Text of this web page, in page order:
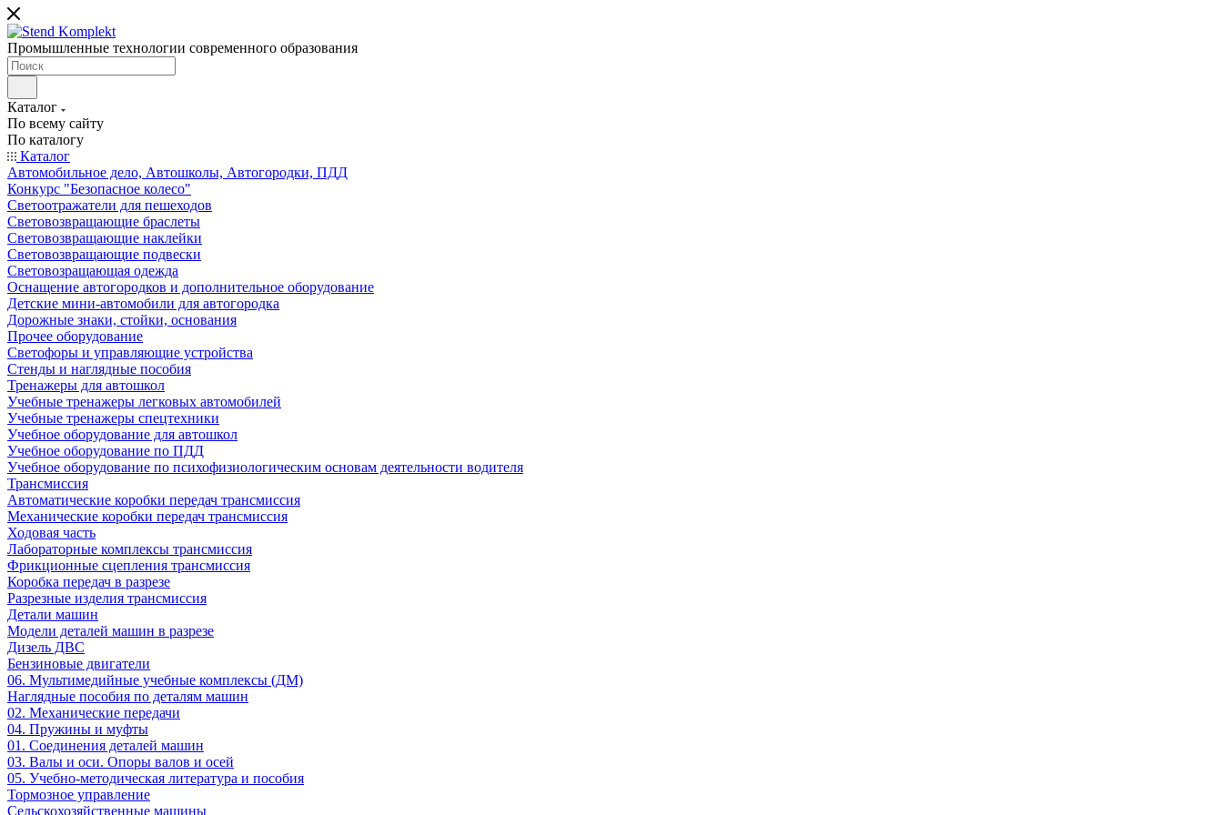
Промышленные технологии современного образования
Каталог
По всему сайту
По каталогу
Каталог
Автомобильное дело, Автошколы, Автогородки, ПДД
Конкурс "Безопасное колесо"
Светоотражатели для пешеходов
Световозвращающие браслеты
Световозвращающие наклейки
Световозвращающие подвески
Световозращающая одежда
Оснащение автогородков и дополнительное оборудование
Детские мини-автомобили для автогородка
Дорожные знаки, стойки, основания
Прочее оборудование
Светофоры и управляющие устройства
Стенды и наглядные пособия
Тренажеры для автошкол
Учебные тренажеры легковых автомобилей
Учебные тренажеры спецтехники
Учебное оборудование для автошкол
Учебное оборудование по ПДД
Учебное оборудование по психофизиологическим основам деятельности водителя
Трансмиссия
Автоматические коробки передач трансмиссия
Механические коробки передач трансмиссия
Ходовая часть
Лабораторные комплексы трансмиссия
Фрикционные сцепления трансмиссия
Коробка передач в разрезе
Разрезные изделия трансмиссия
Детали машин
Модели деталей машин в разрезе
Дизель ДВС
Бензиновые двигатели
06. Мультимедийные учебные комплексы (ДМ)
Наглядные пособия по деталям машин
02. Механические передачи
04. Пружины и муфты
01. Соединения деталей машин
03. Валы и оси. Опоры валов и осей
05. Учебно-методическая литература и пособия
Тормозное управление
Сельскохозяйственные машины